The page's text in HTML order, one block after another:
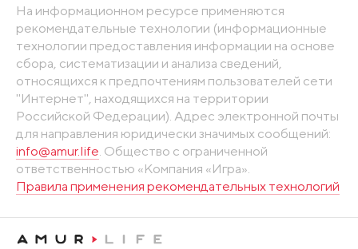
На информационном ресурсе применяются
рекомендательные технологии (информационные
технологии предоставления информации на основе
сбора, систематизации и анализа сведений,
относящихся к предпочтениям пользователей сети
"Интернет", находящихся на территории
Российской Федерации). Адрес электронной почты
для направления юридически значимых сообщений:
info@amur.life. Общество с ограниченной
ответственностью «Компания «Игра».
Правила применения рекомендательных технологий